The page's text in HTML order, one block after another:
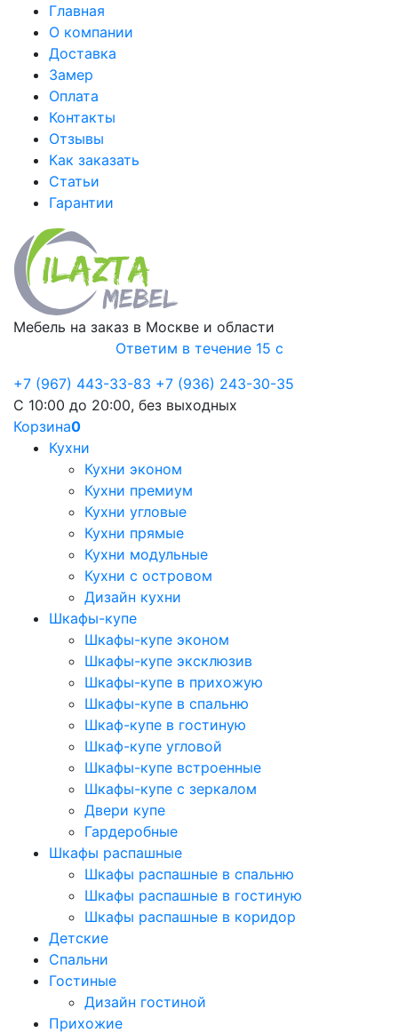
Главная
О компании
Доставка
Замер
Оплата
Контакты
Отзывы
Как заказать
Статьи
Гарантии
Мебель на заказ в Москве и области
Ответим в течение 15 с
+7 (967) 443-33-83 +7 (936) 243-30-35
С 10:00 до 20:00, без выходных
Корзина0
Кухни
Кухни эконом
Кухни премиум
Кухни угловые
Кухни прямые
Кухни модульные
Кухни с островом
Дизайн кухни
Шкафы-купе
Шкафы-купе эконом
Шкафы-купе эксклюзив
Шкафы-купе в прихожую
Шкафы-купе в спальню
Шкаф-купе в гостиную
Шкаф-купе угловой
Шкафы-купе встроенные
Шкафы-купе с зеркалом
Двери купе
Гардеробные
Шкафы распашные
Шкафы распашные в спальню
Шкафы распашные в гостиную
Шкафы распашные в коридор
Детские
Спальни
Гостиные
Дизайн гостиной
Прихожие